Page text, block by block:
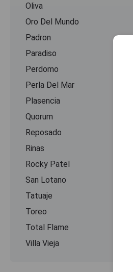
Oliva
Oro Del Mundo
Padron
Paradiso
Perdomo
Perla Del Mar
Plasencia
Quorum
Reposado
Rinas
Rocky Patel
San Lotano
Tatuaje
Toreo
Total Flame
Villa Vieja